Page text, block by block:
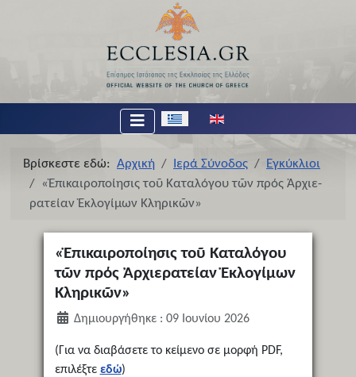
Επιλέξτε τη γλώσσα σας
Βρίσκεστε εδώ: Αρχική Ιερά Σύνοδος
Εγκύκλιοι
«Ἐ­πι­και­ρο­ποί­η­σις τοῦ Κα­τα­λό­γου τῶν πρός Ἀρ­χι­ε­
ρα­τείαν Ἐ­κλο­γί­μων Κλη­ρι­κῶν»
«Ἐ­πι­και­ρο­ποί­η­σις τοῦ Κα­τα­λό­γου
τῶν πρός Ἀρ­χι­ε­ρα­τείαν Ἐ­κλο­γί­μων
Κλη­ρι­κῶν»
Δημιουργήθηκε : 09 Ιουνίου 2026
(Για να διαβάσετε το κείμενο σε μορφή PDF,
επιλέξτε εδώ)